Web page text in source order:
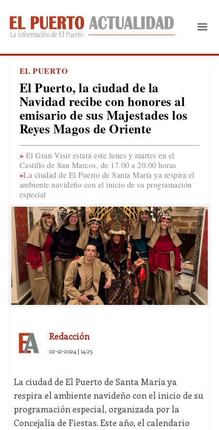
EL PUERTO
El Puerto, la ciudad de la
Navidad recibe con honores al
emisario de sus Majestades los
Reyes Magos de Oriente
El Gran Visir estará este lunes y martes en el
Castillo de San Marcos, de 17.00 a 20.00 horas
La ciudad de El Puerto de Santa María ya respira el
ambiente navideño con el inicio de su programación
especial
Redacción
02-12-2024 | 14:25
La ciudad de El Puerto de Santa María ya
respira el ambiente navideño con el inicio de su
programación especial, organizada por la
Concejalía de Fiestas. Este año, el calendario